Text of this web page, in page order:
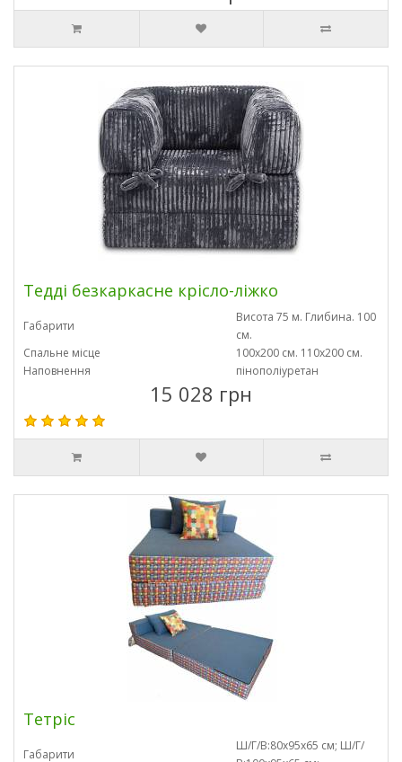
Тедді безкаркасне крісло-ліжко
Габарити
Висота 75 м. Глибина. 100
см.
Спальне місце
100х200 см. 110х200 см.
Наповнення
пінополіуретан
15 028 грн
Тетріс
Габарити
Ш/Г/В:80х95х65 см; Ш/Г/